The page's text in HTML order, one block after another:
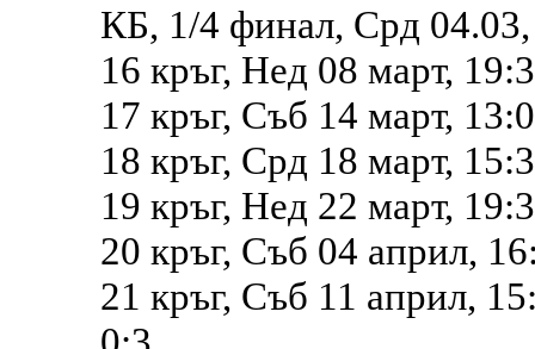
КБ, 1/4 финал, Срд
16 кръг, Нед 08 март,
17 кръг, Съб 14 март,
18 кръг, Срд 18 март,
19 кръг, Нед 22 март,
20 кръг, Съб 04 април,
21 кръг, Съб 11 април,